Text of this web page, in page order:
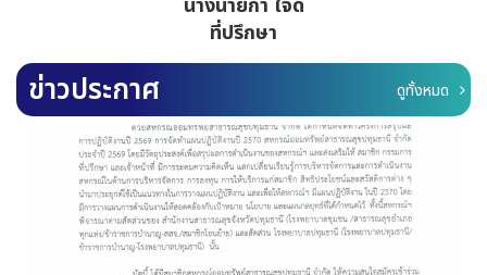
รองประธานกรรมการคนที่ 1
ข่าวประกาศ ดูทั้งหมด